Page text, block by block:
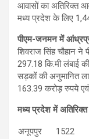
आवासों का अतिरिक्त
मध्य प्रदेश के लिए
पीएम-जनमन में
शिवराज सिंह चौहान
297.18 कि.मी लंबाई
सड़कों की अनुमानित
163.39 करोड़ रुपये
मध्य प्रदेश में
अनूपपुर
1522